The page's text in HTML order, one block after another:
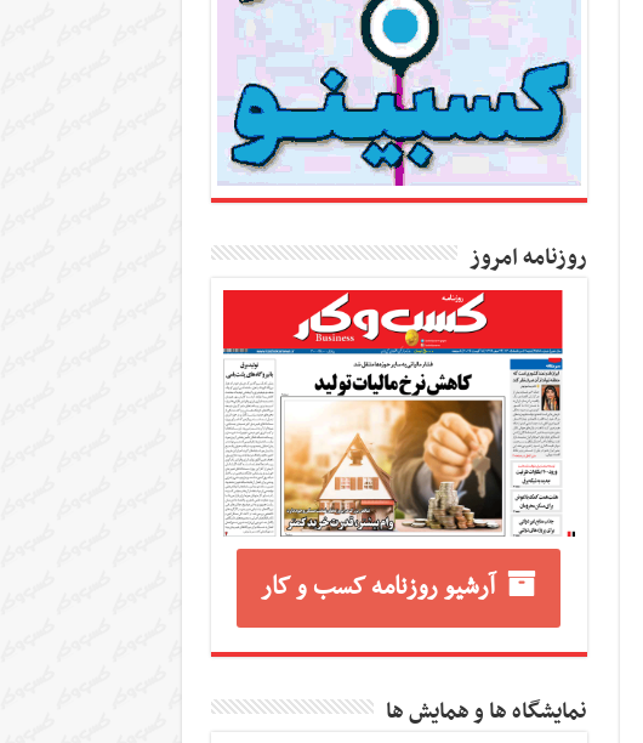
روزنامه امروز
آرشیو روزنامه کسب و کار
نمایشگاه ها و همایش ها